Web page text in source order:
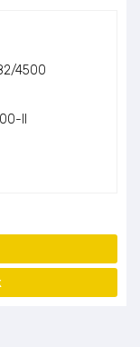
4500
II